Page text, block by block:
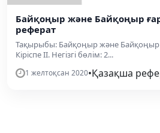
Байқоңыр және Байқоңыр
реферат
Тақырыбы: Байқоңыр және
Кіріспе II. Негізгі бөлім: 2...
1 желтоқсан 2020•Қазақша